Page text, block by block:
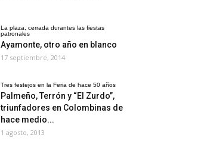
La plaza, cerrada durantes las fiestas
patronales
Ayamonte, otro año en blanco
17 septiembre, 2014
Tres festejos en la Feria de hace 50 años
Palmeño, Terrón y “El Zurdo”,
triunfadores en Colombinas de
hace medio...
1 agosto, 2013